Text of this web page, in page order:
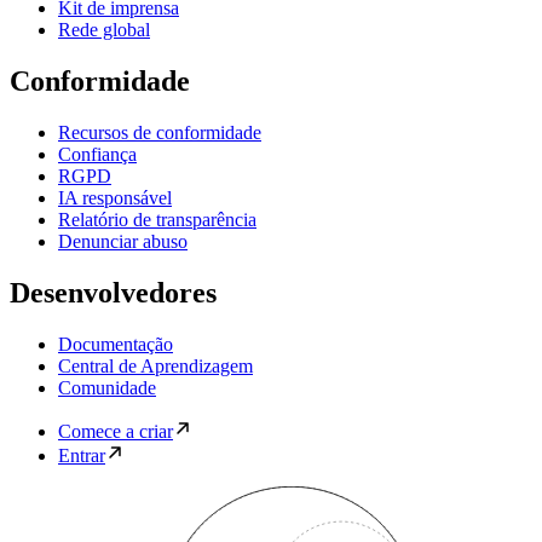
Kit de imprensa
Rede global
Conformidade
Recursos de conformidade
Confiança
RGPD
IA responsável
Relatório de transparência
Denunciar abuso
Desenvolvedores
Documentação
Central de Aprendizagem
Comunidade
Comece a criar
Entrar